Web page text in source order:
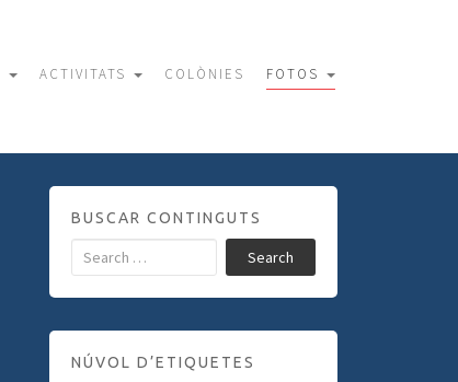
ACTIVITATS COLÒNIES FOTOS
BUSCAR CONTINGUTS
Search
NÚVOL D’ETIQUETES